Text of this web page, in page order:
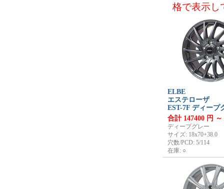
格で表示し
ELBE
エステローザ
EST-7F ディープ
合計 147400 円 ～
ディープグレー
サイズ: 18x70+38.0
穴数/PCD: 5/114
在庫: ○